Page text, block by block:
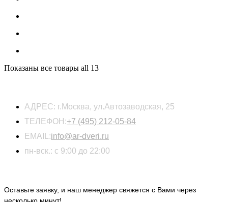
Показаны все товары all 13
АДРЕС: г.Москва, ул.Автозаводская, 25
ТЕЛЕФОН:+7 (495) 212-05-84
EMAIL:info@ar-dveri.ru
пн-вск.: с 9:00 до 22:00
Оставьте заявку, и наш менеджер свяжется с Вами через